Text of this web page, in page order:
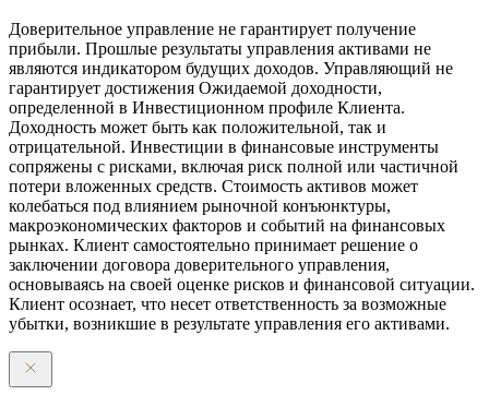
Доверительное управление не гарантирует получение
прибыли. Прошлые результаты управления активами не
являются индикатором будущих доходов. Управляющий не
гарантирует достижения Ожидаемой доходности,
определенной в Инвестиционном профиле Клиента.
Доходность может быть как положительной, так и
отрицательной. Инвестиции в финансовые инструменты
сопряжены с рисками, включая риск полной или частичной
потери вложенных средств. Стоимость активов может
колебаться под влиянием рыночной конъюнктуры,
макроэкономических факторов и событий на финансовых
рынках. Клиент самостоятельно принимает решение о
заключении договора доверительного управления,
основываясь на своей оценке рисков и финансовой ситуации.
Клиент осознает, что несет ответственность за возможные
убытки, возникшие в результате управления его активами.